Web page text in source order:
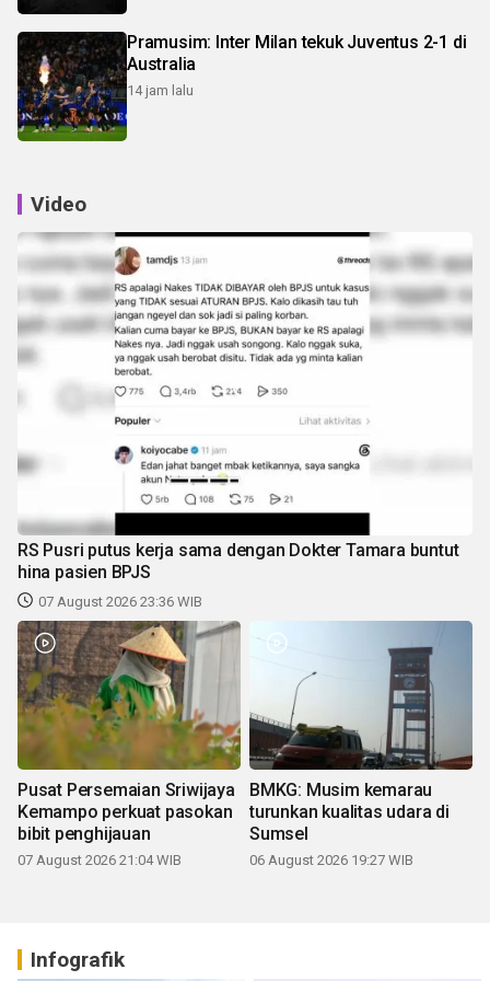
Pramusim: Inter Milan tekuk Juventus 2-1 di
Australia
14 jam lalu
Video
RS Pusri putus kerja sama dengan Dokter Tamara buntut
hina pasien BPJS
07 August 2026 23:36 WIB
Pusat Persemaian Sriwijaya
Kemampo perkuat pasokan
bibit penghijauan
07 August 2026 21:04 WIB
BMKG: Musim kemarau
turunkan kualitas udara di
Sumsel
06 August 2026 19:27 WIB
Infografik